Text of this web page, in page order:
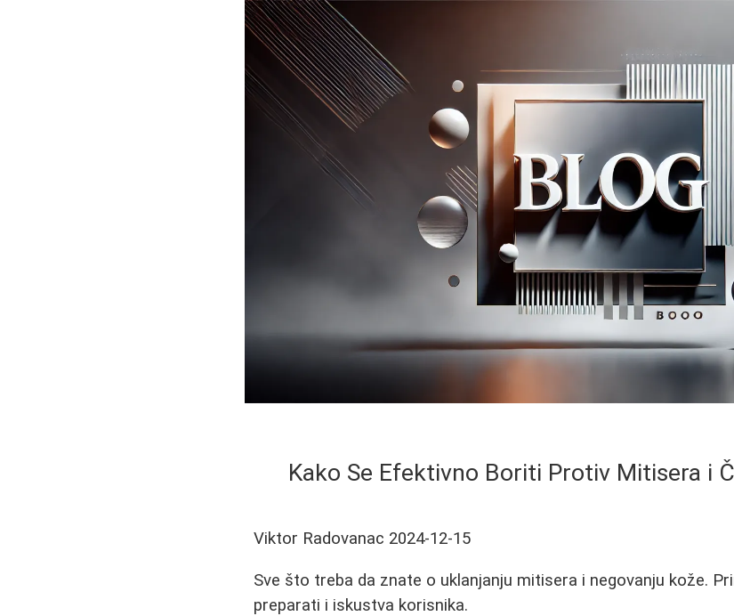
Kako Se Efektivno Boriti Protiv Mitisera i
Viktor Radovanac 2024-12-15
Sve što treba da znate o uklanjanju mitisera i negovanju kože.
preparati i iskustva korisnika.